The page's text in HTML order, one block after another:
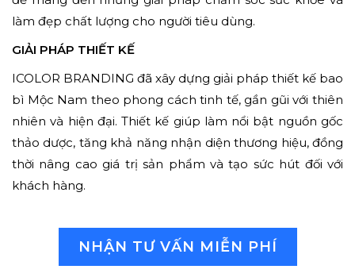
làm đẹp chất lượng cho người tiêu dùng.
GIẢI PHÁP THIẾT KẾ
ICOLOR BRANDING đã xây dựng giải pháp thiết kế bao
bì Mộc Nam theo phong cách tinh tế, gần gũi với thiên
nhiên và hiện đại. Thiết kế giúp làm nổi bật nguồn gốc
thảo dược, tăng khả năng nhận diện thương hiệu, đồng
thời nâng cao giá trị sản phẩm và tạo sức hút đối với
khách hàng.
NHẬN TƯ VẤN MIỄN PHÍ